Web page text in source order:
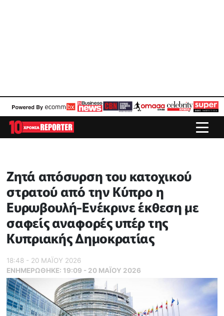
Ζητά απόσυρση του κατοχικού
στρατού από την Κύπρο η
Ευρωβουλή-Ενέκρινε έκθεση με
σαφείς αναφορές υπέρ της
Κυπριακής Δημοκρατίας
18:48 - 20 ΜΑΪ́ΟΥ 2026
ΕΝΗΜΕΡΏΘΗΚΕ: 19:09 - 20 ΜΑΪ́ΟΥ 2026